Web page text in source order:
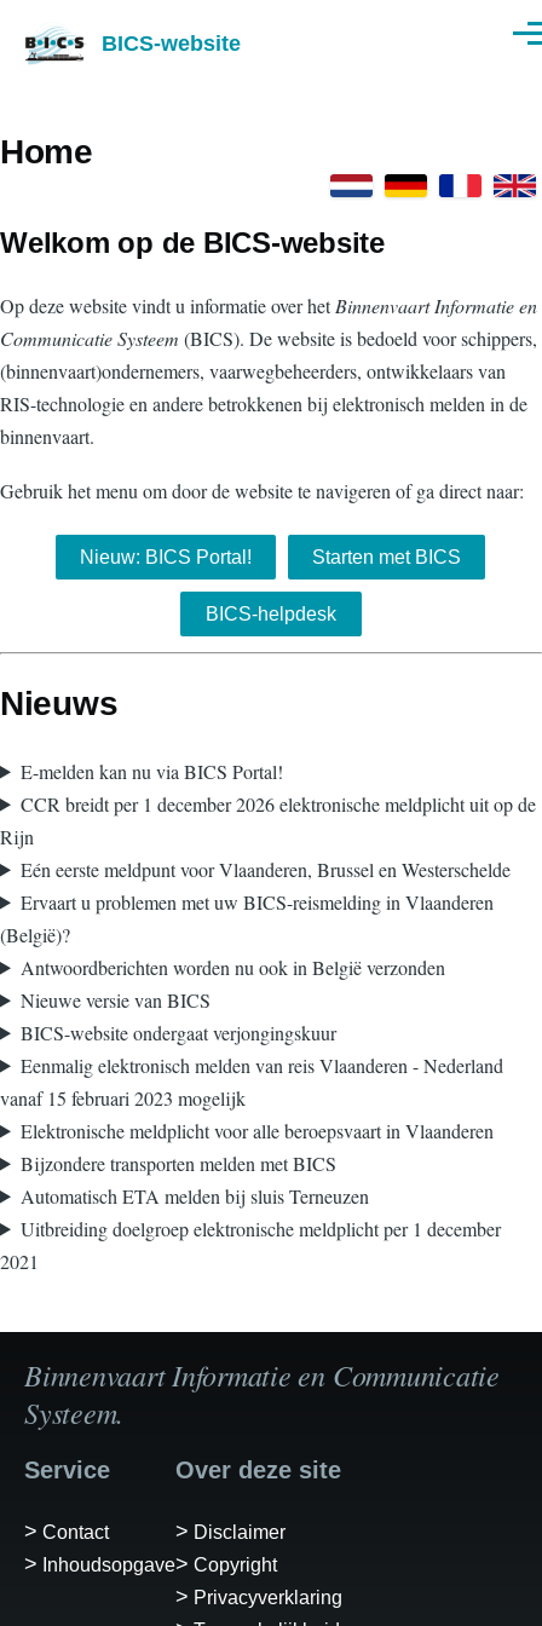
BICS-website
Home
Welkom op de BICS-website
Op deze website vindt u informatie over hetBinnenvaart Informatie en
Communicatie Systeem (BICS). De website is bedoeld voor schippers,
(binnenvaart)ondernemers, vaarwegbeheerders, ontwikkelaars van
RIS-technologie en andere betrokkenen bij elektronisch melden in de
binnenvaart.
Gebruik het menu om door de website te navigeren of ga direct naar:
Nieuw: BICS Portal! Starten met BICS
BICS-helpdesk
Nieuws
E-melden kan nu via BICS Portal!
CCR breidt per 1 december 2026 elektronische meldplicht uit op de
Rijn
Eén eerste meldpunt voor Vlaanderen, Brussel en Westerschelde
Ervaart u problemen met uw BICS-reismelding in Vlaanderen
(België)?
Antwoordberichten worden nu ook in België verzonden
Nieuwe versie van BICS
BICS-website ondergaat verjongingskuur
Eenmalig elektronisch melden van reis Vlaanderen - Nederland
vanaf 15 februari 2023 mogelijk
Elektronische meldplicht voor alle beroepsvaart in Vlaanderen
Bijzondere transporten melden met BICS
Automatisch ETA melden bij sluis Terneuzen
Uitbreiding doelgroep elektronische meldplicht per 1 december
2021
Binnenvaart Informatie en Communicatie
Systeem.
Service
Contact
Inhoudsopgave
Over deze site
Disclaimer
Copyright
Privacyverklaring